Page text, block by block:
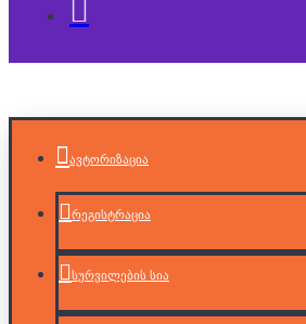
ავტორიზაცია
რეგისტრაცია
სურვილების სია